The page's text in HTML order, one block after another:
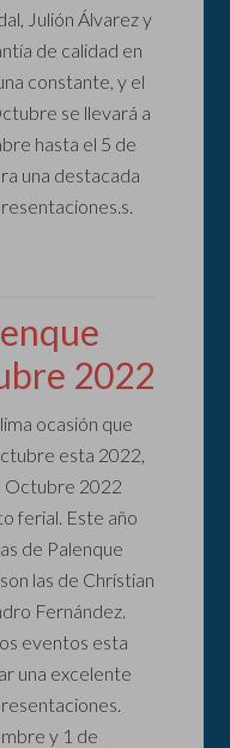
Julión Álvarez y
de calidad en
constante, y el
se llevará a
hasta el 5 de
una destacada
2022
ocasión que
esta 2022,
Octubre 2022
ferial. Este año
de Palenque
las de Christian
Fernández.
eventos esta
una excelente
y 1 de